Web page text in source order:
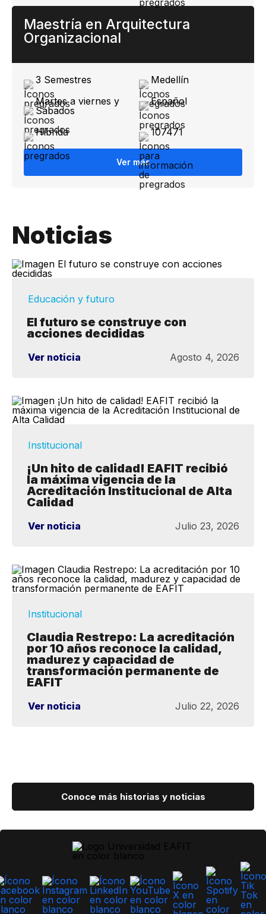
Maestría en Arquitectura
Organizacional
3 Semestres
Medellín
Martes a viernes y
Sábados
Español
Híbrida 107471
Ver más
Noticias
Educación y futuro
El futuro se construye con
acciones decididas
Ver noticia Agosto 4, 2026
Institucional
¡Un hito de calidad! EAFIT recibió
la máxima vigencia de la
Acreditación Institucional de Alta
Calidad
Ver noticia Julio 23, 2026
Institucional
Claudia Restrepo: La acreditación
por 10 años reconoce la calidad,
madurez y capacidad de
transformación permanente de
EAFIT
Ver noticia Julio 22, 2026
Conoce más historias y noticias